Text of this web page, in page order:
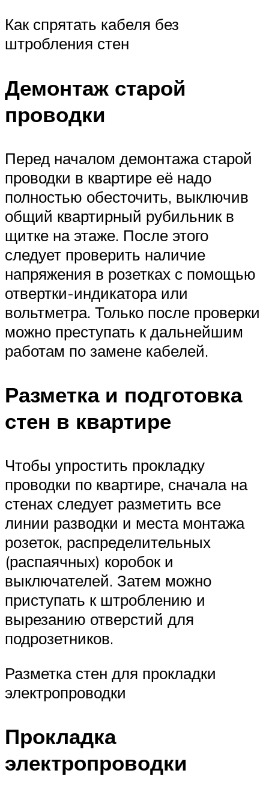
Как спрятать кабеля без
штробления стен
Демонтаж старой
проводки
Перед началом демонтажа старой
проводки в квартире её надо
полностью обесточить, выключив
общий квартирный рубильник в
щитке на этаже. После этого
следует проверить наличие
напряжения в розетках с помощью
отвертки-индикатора или
вольтметра. Только после проверки
можно преступать к дальнейшим
работам по замене кабелей.
Разметка и подготовка
стен в квартире
Чтобы упростить прокладку
проводки по квартире, сначала на
стенах следует разметить все
линии разводки и места монтажа
розеток, распределительных
(распаячных) коробок и
выключателей. Затем можно
приступать к штроблению и
вырезанию отверстий для
подрозетников.
Разметка стен для прокладки
электропроводки
Прокладка
электропроводки